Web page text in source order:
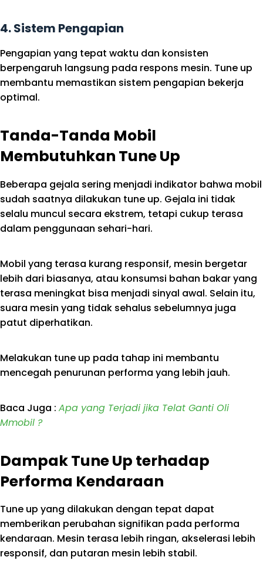
4. Sistem Pengapian
Pengapian yang tepat waktu dan konsisten
berpengaruh langsung pada respons mesin. Tune up
membantu memastikan sistem pengapian bekerja
optimal.
Tanda-Tanda Mobil
Membutuhkan Tune Up
Beberapa gejala sering menjadi indikator bahwa mobil
sudah saatnya dilakukan tune up. Gejala ini tidak
selalu muncul secara ekstrem, tetapi cukup terasa
dalam penggunaan sehari-hari.
Mobil yang terasa kurang responsif, mesin bergetar
lebih dari biasanya, atau konsumsi bahan bakar yang
terasa meningkat bisa menjadi sinyal awal. Selain itu,
suara mesin yang tidak sehalus sebelumnya juga
patut diperhatikan.
Melakukan tune up pada tahap ini membantu
mencegah penurunan performa yang lebih jauh.
Baca Juga : Apa yang Terjadi jika Telat Ganti Oli
Mmobil ?
Dampak Tune Up terhadap
Performa Kendaraan
Tune up yang dilakukan dengan tepat dapat
memberikan perubahan signifikan pada performa
kendaraan. Mesin terasa lebih ringan, akselerasi lebih
responsif, dan putaran mesin lebih stabil.